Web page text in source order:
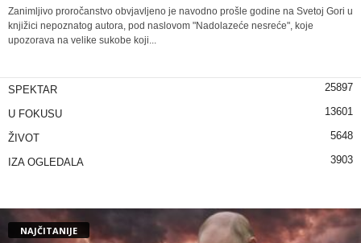
Zanimljivo proročanstvo obvjavljeno je navodno prošle godine na Svetoj Gori u
knjižici nepoznatog autora, pod naslovom "Nadolazeće nesreće", koje
upozorava na velike sukobe koji...
SPEKTAR 25897
U FOKUSU 13601
ŽIVOT 5648
IZA OGLEDALA 3903
NAJČITANIJE